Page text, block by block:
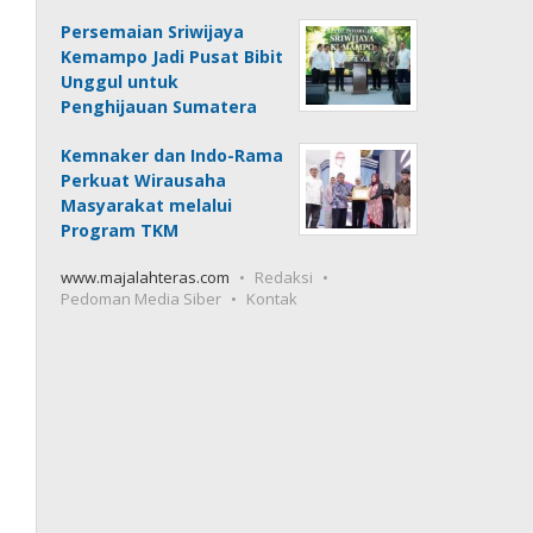
Persemaian Sriwijaya
Kemampo Jadi Pusat Bibit
Unggul untuk
Penghijauan Sumatera
Kemnaker dan Indo-Rama
Perkuat Wirausaha
Masyarakat melalui
Program TKM
www.majalahteras.com
Redaksi
Pedoman Media Siber
Kontak